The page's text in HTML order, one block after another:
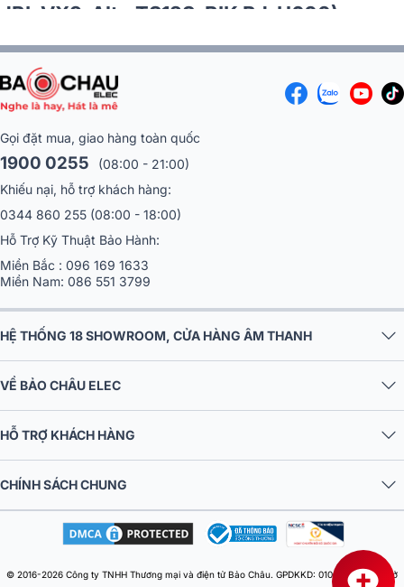
JBL VX9, Alto TS12S, BIK BJ-U600)
Gọi đặt mua, giao hàng toàn quốc
1900 0255
(08:00 - 21:00)
Khiếu nại, hỗ trợ khách hàng:
0344 860 255 (08:00 - 18:00)
Hỗ Trợ Kỹ Thuật Bảo Hành:
Miền Bắc : 096 169 1633
Miền Nam: 086 551 3799
HỆ THỐNG 18 SHOWROOM, CỬA HÀNG ÂM THANH
VỀ BẢO CHÂU ELEC
HỖ TRỢ KHÁCH HÀNG
CHÍNH SÁCH CHUNG
© 2016-2026 Công ty TNHH Thương mại và điện tử Bảo Châu. GPDKKD: 0106303879 do Sở